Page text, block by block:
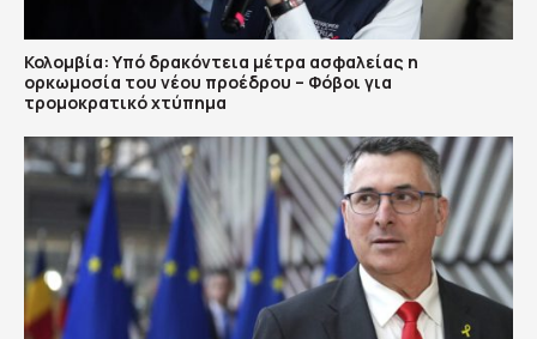
Κολομβία: Υπό δρακόντεια μέτρα ασφαλείας η
ορκωμοσία του νέου προέδρου – Φόβοι για
τρομοκρατικό χτύπημα